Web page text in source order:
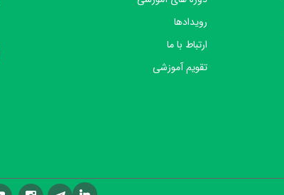
رویدادها
ارتباط با ما
تقویم آموزشی